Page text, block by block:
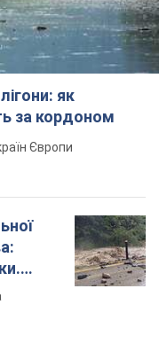
як
за кордоном
Європи